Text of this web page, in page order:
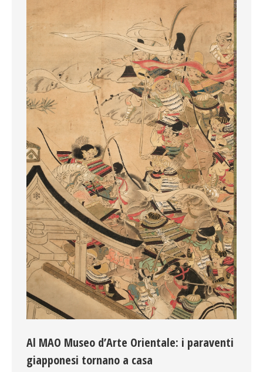
Al MAO Museo d’Arte Orientale: i paraventi
giapponesi tornano a casa